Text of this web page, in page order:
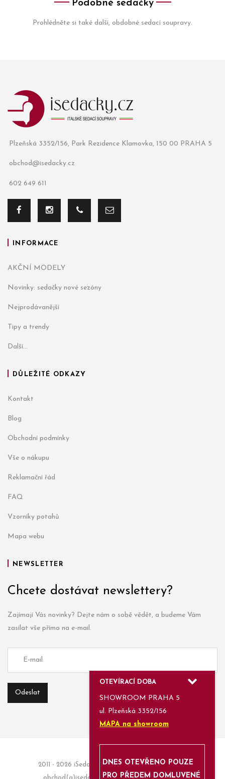
Podobné sedačky
Prohlédněte si také další, obdobné sedací soupravy.
Plzeňská 3352/156, Park Rezidence Klamovka, 150 00 PRAHA 5
obchod@isedacky.cz
602 649 611
INFORMACE
AKČNÍ MODELY
Novinky: sedačky nové sezóny
Nejprodávanější
Tipy a trendy
Další...
DŮLEŽITÉ ODKAZY
Kontakt
Blog
Obchodní podmínky
Vše o nákupu
Reklamační řád
FAQ
Vzorníky potahů
Mapa webu
NEWSLETTER
Chcete dostávat newslettery?
Zajímají Vás novinky? Dejte nám o sobě vědět, a budeme Vám
zasílat vše přímo na e-mail.
2011 - 2026 iSedačky.cz | Informace a objednávky:
OTEVÍRACÍ DOBA
SHOWROOM PRAHA 5
ul. Plzeňská 3352/156
MAPA na showroom
DNES OTEVŘENO POUZE
PRO PŘEDEM DOMLUVENÉ